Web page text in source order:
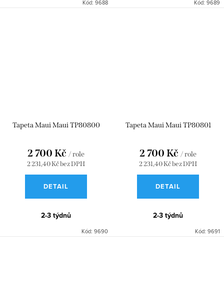
Kód: 9688 Kód: 9689
Tapeta Maui Maui TP80800
2 231,40 Kč bez DPH
2 700 Kč / role
DETAIL
2-3 týdnů
Kód: 9690
Tapeta Maui Maui TP80801
2 231,40 Kč bez DPH
2 700 Kč / role
DETAIL
2-3 týdnů
Kód: 9691